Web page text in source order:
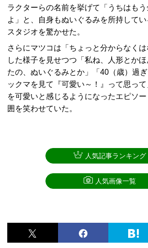
ラクターらの名前を挙げて「うちはも
よ」と、自身もぬいぐるみを所持して
スタジオを驚かせた。
さらにマツコは「ちょっと分からなく
した様子を見せつつ「私ね、人形とか
たの、ぬいぐるみとか」「40（歳）過
ックマを見て『可愛い～！』って思っ
を可愛いと感じるようになったエピソ
囲を笑わせていた。
人気記事ランキング
人気画像一覧